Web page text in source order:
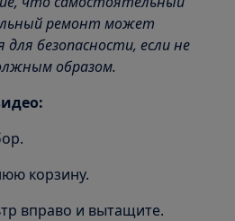
ремонт может
безопасности, если не
образом.
корзину.
вправо и вытащите.